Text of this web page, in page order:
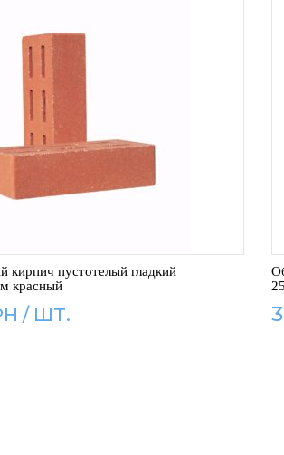
кирпич пустотелый гладкий
красный